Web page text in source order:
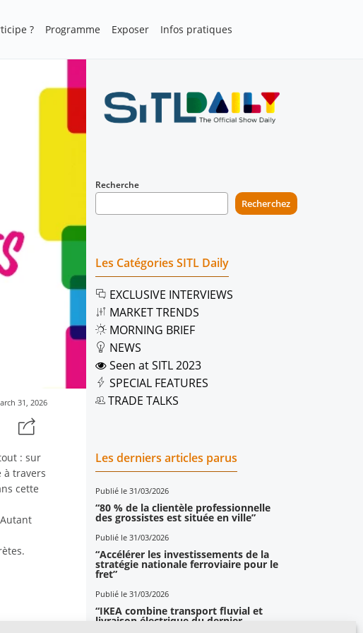
? Programme Exposer Infos pratiques
31, 2026
: sur
à travers
cette
Recherche
Recherchez
Les Catégories SITL Daily
EXCLUSIVE INTERVIEWS
MARKET TRENDS
MORNING BRIEF
NEWS
Seen at SITL 2023
SPECIAL FEATURES
TRADE TALKS
Les derniers articles parus
Publié le 31/03/2026
“80 % de la clientèle professionnelle
des grossistes est située en ville”
Publié le 31/03/2026
“Accélérer les investissements de la
stratégie nationale ferroviaire pour le
fret”
Publié le 31/03/2026
“IKEA combine transport fluvial et
livraison électrique du dernier